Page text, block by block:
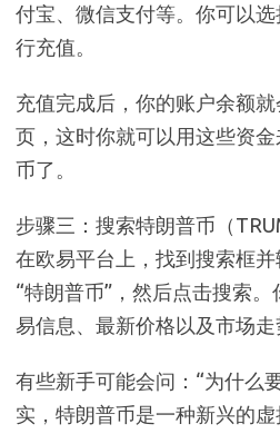
付宝、微信支付等。你可以
行充值。
充值完成后，你的账户余额
页，这时你就可以用这些资
币了。
步骤三：搜索特朗普币（
在欧易平台上，找到搜索框并
“特朗普币”，然后点击搜索
易信息、最新价格以及市场走
有些新手可能会问：“为什么
实，特朗普币是一种新兴的